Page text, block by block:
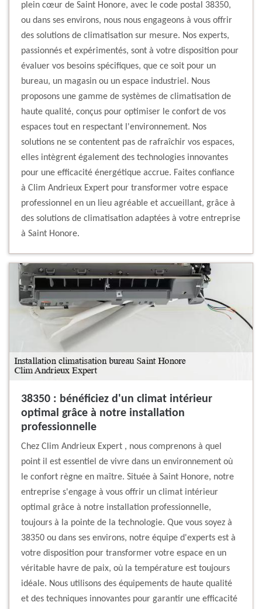
plein cœur de Saint Honore, avec le code postal 38350,
ou dans ses environs, nous nous engageons à vous offrir
des solutions de climatisation sur mesure. Nos experts,
passionnés et expérimentés, sont à votre disposition pour
évaluer vos besoins spécifiques, que ce soit pour un
bureau, un magasin ou un espace industriel. Nous
proposons une gamme de systèmes de climatisation de
haute qualité, conçus pour optimiser le confort de vos
espaces tout en respectant l'environnement. Nos
solutions ne se contentent pas de rafraîchir vos espaces,
elles intègrent également des technologies innovantes
pour une efficacité énergétique accrue. Faites confiance
à Clim Andrieux Expert pour transformer votre espace
professionnel en un lieu agréable et accueillant, grâce à
des solutions de climatisation adaptées à votre entreprise
à Saint Honore.
38350 : bénéficiez d'un climat intérieur
optimal grâce à notre installation
professionnelle
Chez Clim Andrieux Expert , nous comprenons à quel
point il est essentiel de vivre dans un environnement où
le confort règne en maître. Située à Saint Honore, notre
entreprise s'engage à vous offrir un climat intérieur
optimal grâce à notre installation professionnelle,
toujours à la pointe de la technologie. Que vous soyez à
38350 ou dans ses environs, notre équipe d'experts est à
votre disposition pour transformer votre espace en un
véritable havre de paix, où la température est toujours
idéale. Nous utilisons des équipements de haute qualité
et des techniques innovantes pour garantir une efficacité